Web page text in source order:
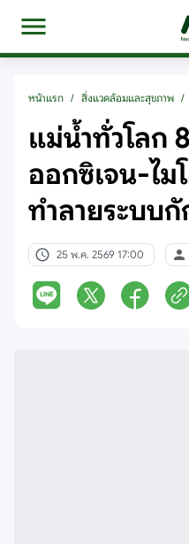
หน้าแรก / สิ่งแวดล้อมและสุขภาพ /
แม่น้ำทั่วโลก
ออกซิเจน-ไม
ทำลายระบบ
25 พ.ค. 2569 17:00